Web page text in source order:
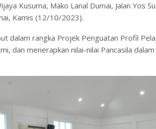
Kusuma, Mako Lanal Dumai, Jalan Yos
Kamis (12/10/2023).
dalam rangka Projek Penguatan Profil
dan menerapkan nilai-nilai Pancasila